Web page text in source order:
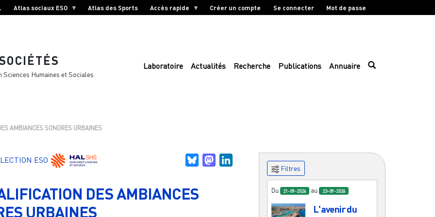
Atlas sociaux ESO Atlas des Sports Accès rapide Créer un compte Se connecter Mot de passe
Humaines et Sociales
Laboratoire Actualités Recherche Publications Annuaire
AMBIANCES SONORES URBAINES
ESO BlueskyMastodon
DES AMBIANCES
URBAINES
Filtres
Du 21-09-2026 au 23-09-2026
L'avenir du